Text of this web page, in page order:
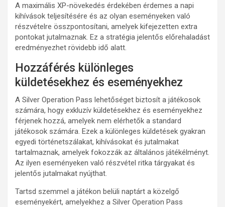
A maximális XP-növekedés érdekében érdemes a napi
kihívások teljesítésére és az olyan eseményeken való
részvételre összpontosítani, amelyek kifejezetten extra
pontokat jutalmaznak. Ez a stratégia jelentős előrehaladást
eredményezhet rövidebb idő alatt.
Hozzáférés különleges
küldetésekhez és eseményekhez
A Silver Operation Pass lehetőséget biztosít a játékosok
számára, hogy exkluzív küldetésekhez és eseményekhez
férjenek hozzá, amelyek nem elérhetők a standard
játékosok számára. Ezek a különleges küldetések gyakran
egyedi történetszálakat, kihívásokat és jutalmakat
tartalmaznak, amelyek fokozzák az általános játékélményt.
Az ilyen eseményeken való részvétel ritka tárgyakat és
jelentős jutalmakat nyújthat.
Tartsd szemmel a játékon belüli naptárt a közelgő
eseményekért, amelyekhez a Silver Operation Pass